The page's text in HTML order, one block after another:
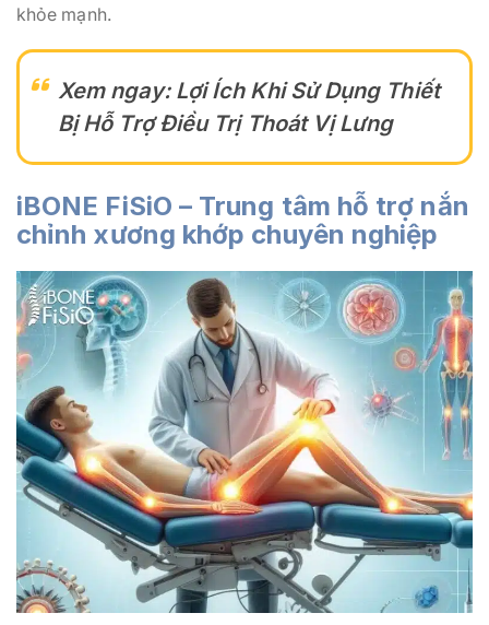
khỏe mạnh.
Xem ngay: Lợi Ích Khi Sử Dụng Thiết
Bị Hỗ Trợ Điều Trị Thoát Vị Lưng
iBONE FiSiO – Trung tâm hỗ trợ nắn
chỉnh xương khớp chuyên nghiệp